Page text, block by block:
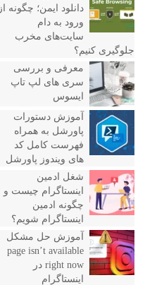
دانلود ایمن؛ چگونه از
ورود به دام
سایت‌های مخرب
جلوگیری کنیم؟
معرفی و بررسی
سری های لپ تاپ
ایسوس
آموزش دستورات
پاورشل به همراه
فهرست کامل کد
های ویندوز پاورشل
شغل ادمین
اینستاگرام چیست و
چگونه ادمین
اینستاگرام شویم؟
آموزش حل مشکل
page isn’t available
right now در
اینستاگرام